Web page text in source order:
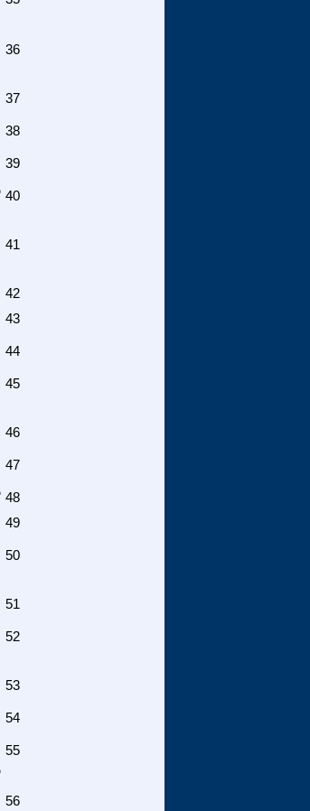
36
37
38
39
40
41
42
43
44
45
46
47
48
49
50
51
52
53
54
55
56